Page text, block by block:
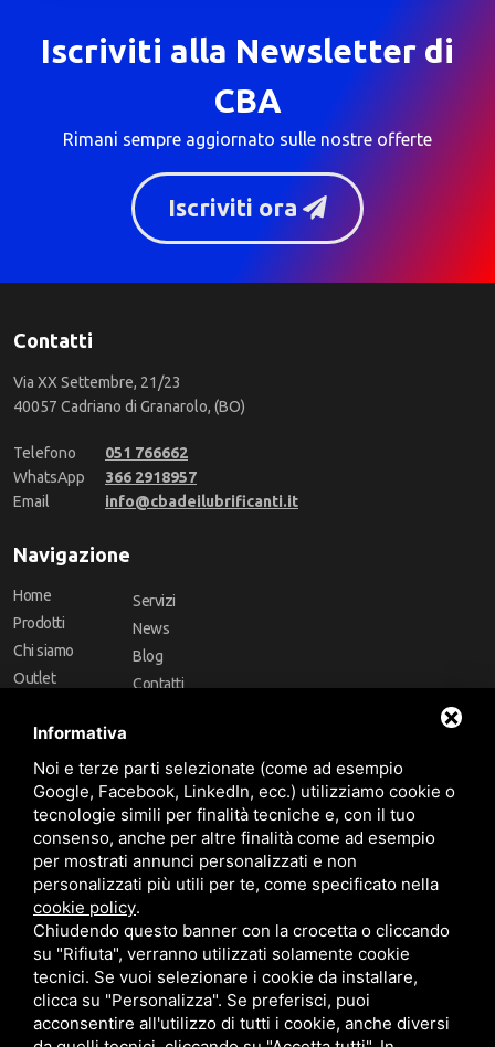
Iscriviti alla Newsletter di
CBA
Rimani sempre aggiornato sulle nostre offerte
Iscriviti ora
Contatti
Via XX Settembre, 21/23
40057 Cadriano di Granarolo, (BO)
Telefono
051 766662
WhatsApp
366 2918957
Email
info@cbadeilubrificanti.it
Navigazione
Home
Prodotti
Chi siamo
Outlet
Marchi
Servizi
News
Blog
Contatti
Follow Us
Area riservata
Informativa
Noi e terze parti selezionate (come ad esempio
Google, Facebook, LinkedIn, ecc.) utilizziamo cookie o
tecnologie simili per finalità tecniche e, con il tuo
consenso, anche per altre finalità come ad esempio
per mostrati annunci personalizzati e non
personalizzati più utili per te, come specificato nella
cookie policy.
Chiudendo questo banner con la crocetta o cliccando
su "Rifiuta", verranno utilizzati solamente cookie
tecnici. Se vuoi selezionare i cookie da installare,
clicca su "Personalizza". Se preferisci, puoi
acconsentire all'utilizzo di tutti i cookie, anche diversi